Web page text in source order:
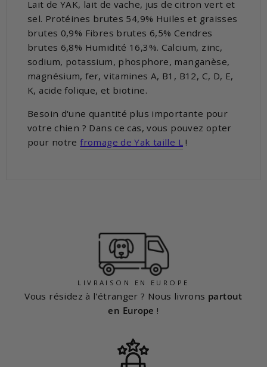
Lait de YAK, lait de vache, jus de citron vert et
sel. Protéines brutes 54,9% Huiles et graisses
brutes 0,9% Fibres brutes 6,5% Cendres
brutes 6,8% Humidité 16,3%. Calcium, zinc,
sodium, potassium, phosphore, manganèse,
magnésium, fer, vitamines A, B1, B12, C, D, E,
K, acide folique, et biotine.
Besoin d'une quantité plus importante pour
votre chien ? Dans ce cas, vous pouvez opter
pour notrefromage de Yak taille L !
LIVRAISON EN EUROPE
Vous résidez à l'étranger ? Nous livrons partout
en Europe !